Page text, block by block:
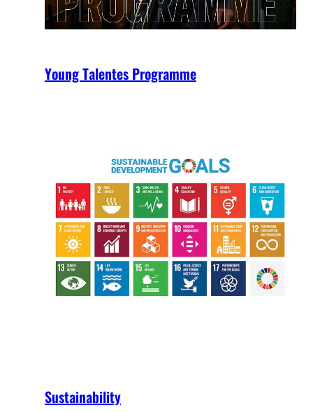
Young Talentes Programme
Sustainability